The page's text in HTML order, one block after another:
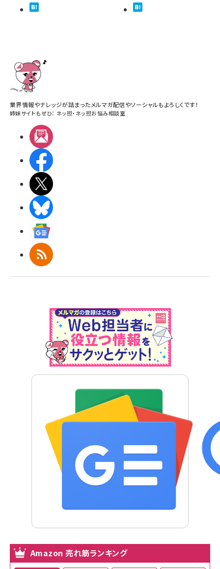
業界情報やナレッジが詰まったメルマガ配信やソーシャルもよろしくです！
姉妹サイトもぜひ： ネッ担・ ネッ担お悩み相談室
RSS
Amazon 売れ筋ランキング